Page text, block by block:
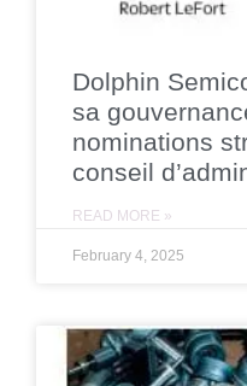
Dolphin
sa
nominations
conseil
READ MORE »
February 4, 2025